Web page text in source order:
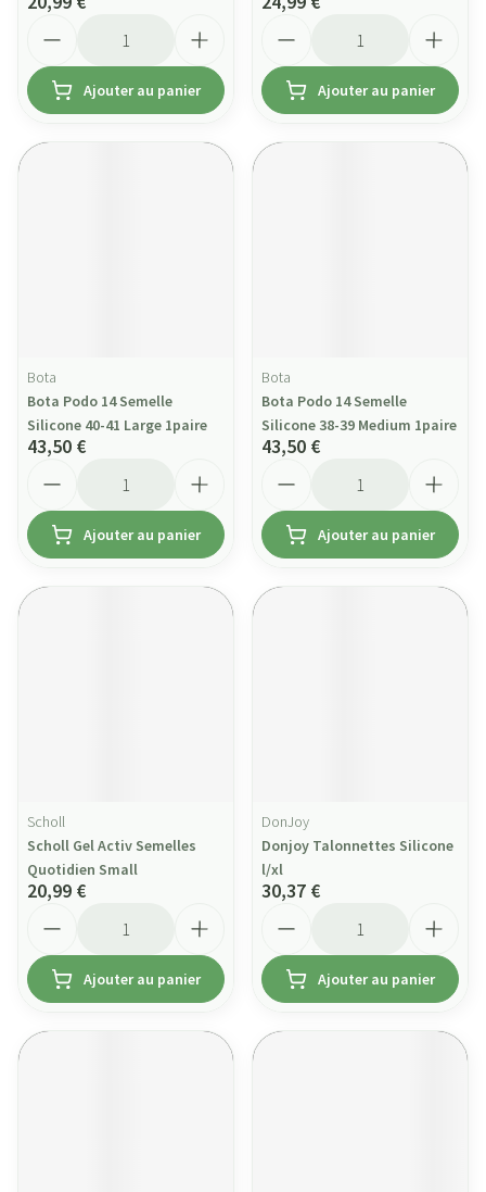
Ajouter au panier Ajouter au panier
Bota
Bota Podo 14 Semelle
Silicone 40-41 Large 1paire
43,50 €
Ajouter au panier
Bota
Bota Podo 14 Semelle
Silicone 38-39 Medium 1paire
43,50 €
Ajouter au panier
Scholl
Scholl Gel Activ Semelles
Quotidien Small
20,99 €
Ajouter au panier
DonJoy
Donjoy Talonnettes Silicone
l/xl
30,37 €
Ajouter au panier